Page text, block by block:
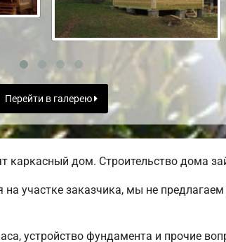
Перейти в галерею
каркасный дом. Строительство дома
участке заказчика, мы не
устройство фундамента и прочие